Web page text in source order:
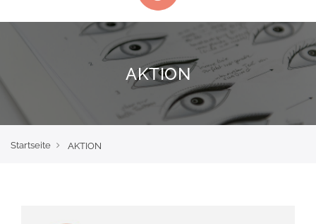
AKTION
Startseite AKTION